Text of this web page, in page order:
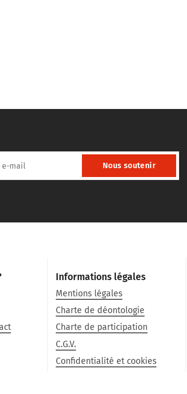
Nous soutenir
Informations légales
Mentions légales
Charte de déontologie
Charte de participation
C.G.V.
Confidentialité et cookies